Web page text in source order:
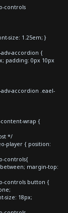
controls
size: 1.25em; }
accordion {
padding: 0px 10px
accordion .eael-
wrap {
*/
player { position:
controls{
margin-top:
controls button {
size: 18px;